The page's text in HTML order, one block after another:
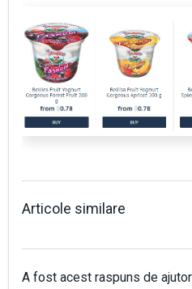
Articole similare
A fost acest raspuns de